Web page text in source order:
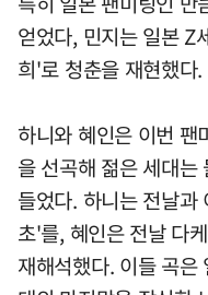
얻었다, 민지는 일본 Z
희'로 청춘을 재현했다.
하니와 혜인은 이번
을 선곡해 젊은 세대는
들었다. 하니는 전날
초'를, 혜인은 전날 다
재해석했다. 이들 곡은